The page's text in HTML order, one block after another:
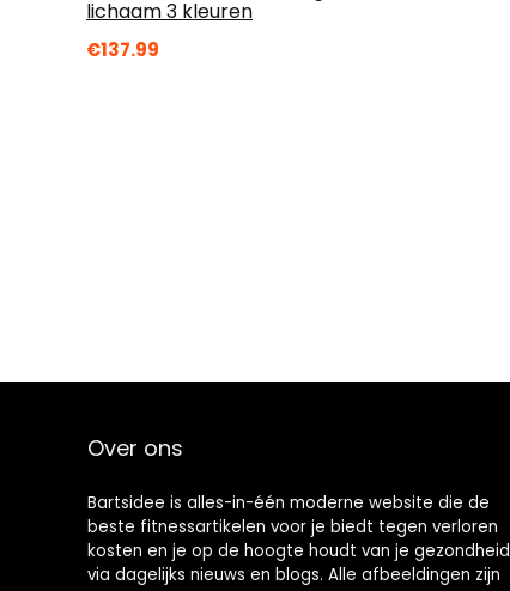
lichaam 3 kleuren
€137.99
Over ons
Bartsidee is alles-in-één moderne website die de
beste fitnessartikelen voor je biedt tegen verloren
kosten en je op de hoogte houdt van je gezondheid
via dagelijks nieuws en blogs. Alle afbeeldingen zijn